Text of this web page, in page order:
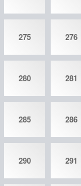
275 276
280 281
285 286
290 291